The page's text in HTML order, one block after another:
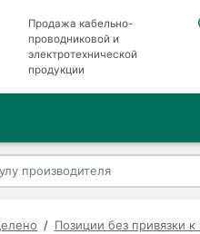
Продажа кабельно-
проводниковой и
электротехнической
продукции
Позиции без привязки к